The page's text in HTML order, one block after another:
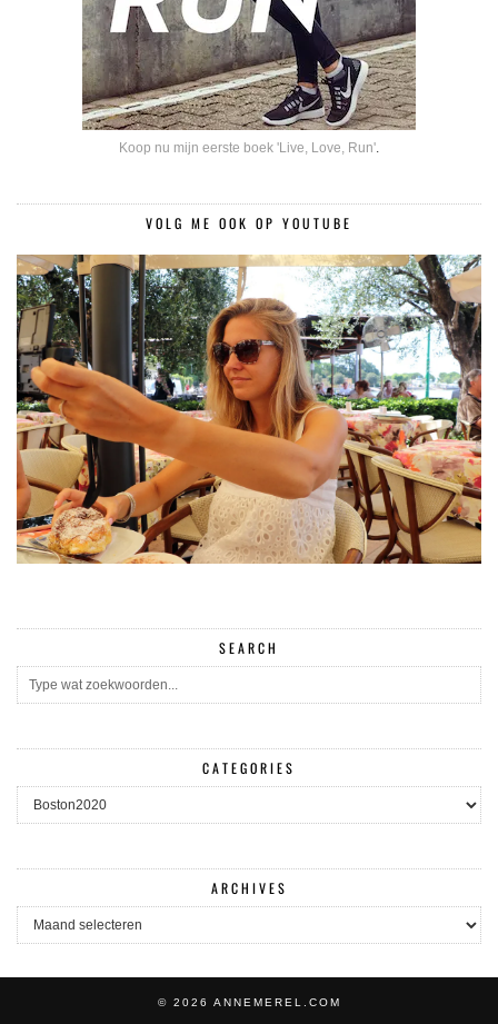
Koop nu mijn eerste boek 'Live, Love, Run'
VOLG ME OOK OP YOUTUBE
SEARCH
CATEGORIES
CATEGORIES
ARCHIVES
ARCHIVES
© 2026 ANNEMEREL.COM